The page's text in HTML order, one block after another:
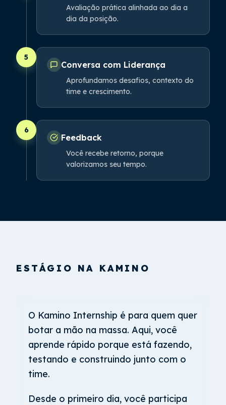
Avaliação prática alinhada ao dia a
dia da posição.
5
Conversa com Liderança
Aprofundamos desafios, contexto do
time e crescimento.
6
Feedback
Você recebe retorno, porque
valorizamos seu tempo.
ESTÁGIO NA KAMINO
O Kamino Internship é para quem quer
botar a mão na massa. Aqui, você
aprende rápido porque está fazendo,
testando e construindo junto com o
time.
Desde o primeiro dia, você participa